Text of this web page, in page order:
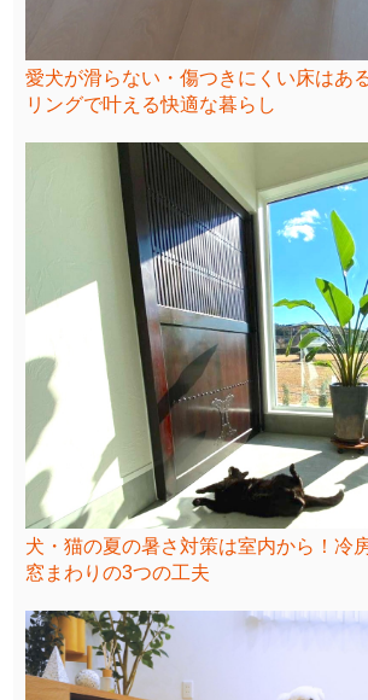
愛犬が滑らない・傷つきにくい床はあ
リングで叶える快適な暮らし
犬・猫の夏の暑さ対策は室内から！冷
窓まわりの3つの工夫